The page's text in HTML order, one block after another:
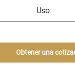
Uso
Obtener una